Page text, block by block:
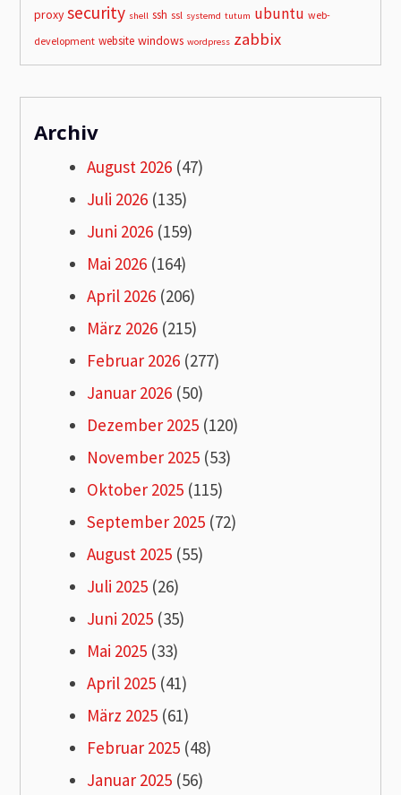
proxy security shell ssh ssl systemd tutum ubuntu web-
development website windows wordpress zabbix
Archiv
August 2026 (47)
Juli 2026 (135)
Juni 2026 (159)
Mai 2026 (164)
April 2026 (206)
März 2026 (215)
Februar 2026 (277)
Januar 2026 (50)
Dezember 2025 (120)
November 2025 (53)
Oktober 2025 (115)
September 2025 (72)
August 2025 (55)
Juli 2025 (26)
Juni 2025 (35)
Mai 2025 (33)
April 2025 (41)
März 2025 (61)
Februar 2025 (48)
Januar 2025 (56)